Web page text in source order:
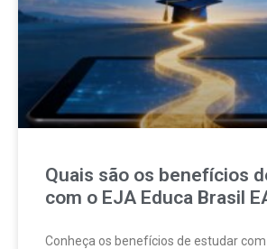
Quais são os benefícios
com o EJA Educa Brasil
Conheça os benefícios de estudar com